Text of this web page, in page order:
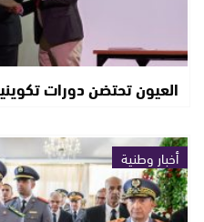
العيون تحتضن دورات
أخبار وطنية